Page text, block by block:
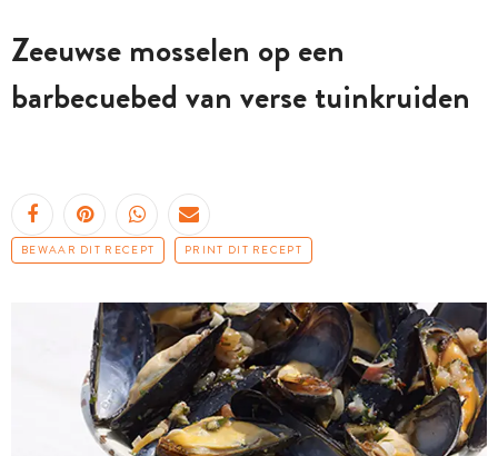
Zeeuwse mosselen op een
barbecuebed van verse tuinkruiden
BEWAAR DIT RECEPT PRINT DIT RECEPT